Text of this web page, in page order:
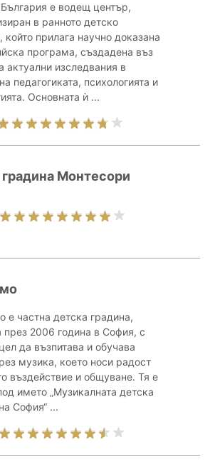
е водещ център,
в ранното детско
който прилага научно доказана
програма, създадена въз
актуални изследвания в
педагогиката, психологията и
Основната ѝ ...
Монтесори
е частна детска градина,
през 2006 година в София, с
да възпитава и обучава
музика, което носи радост
въздействие и общуване. Тя е
името „Музикалната детска
София“ ...